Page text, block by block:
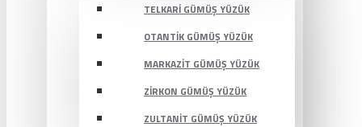
TELKARI GÜMÜŞ YÜZÜK
OTANTIK GÜMÜŞ YÜZÜK
MARKAZIT GÜMÜŞ YÜZÜK
ZIRKON GÜMÜŞ YÜZÜK
ZULTANIT GÜMÜŞ YÜZÜK